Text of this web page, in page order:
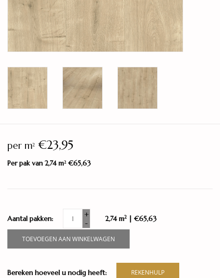
Showroom
Merken
per m2 €23,95
Per pak van 2,74 m2 €65,63
Aantal pakken:
+
-
2,74 m2 | €65,63
TOEVOEGEN AAN WINKELWAGEN
Bereken hoeveel u nodig heeft: REKENHULP